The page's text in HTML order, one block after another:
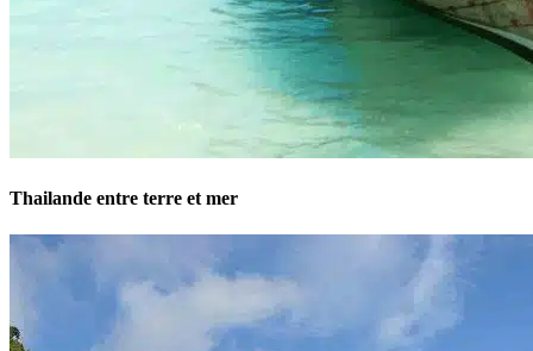
Thailande entre terre et mer